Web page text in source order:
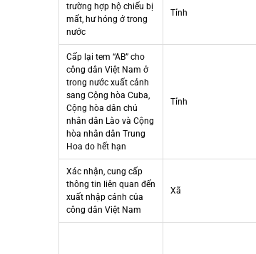
trường hợp hộ chiếu bị
mất, hư hỏng ở trong
nước
Tỉnh
Cấp lại tem “AB” cho
công dân Việt Nam ở
trong nước xuất cảnh
sang Cộng hòa Cuba,
Cộng hòa dân chủ
nhân dân Lào và Cộng
hòa nhân dân Trung
Hoa do hết hạn
Tỉnh
Xác nhận, cung cấp
thông tin liên quan đến
xuất nhập cảnh của
công dân Việt Nam
Xã